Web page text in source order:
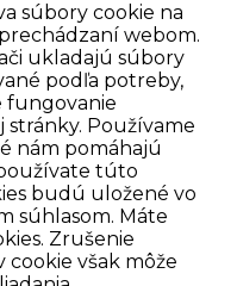
súbory cookie na
webom.
ukladajú súbory
podľa potreby,
fungovanie
Používame
nám pomáhajú
túto
budú uložené vo
súhlasom. Máte
Zrušenie
však môže